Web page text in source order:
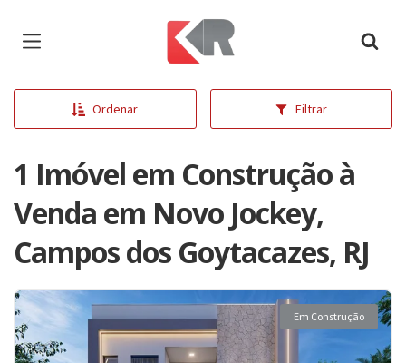
Página inicial
Ordenar Filtrar
1 Imóvel em Construção à
Venda em Novo Jockey,
Campos dos Goytacazes, RJ
Em Construção